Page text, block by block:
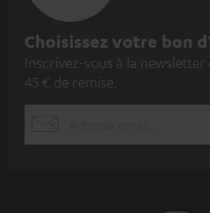
I
n
s
Choisissez votre bon
Inscrivez-vous à la newsletter
45 € de remise.